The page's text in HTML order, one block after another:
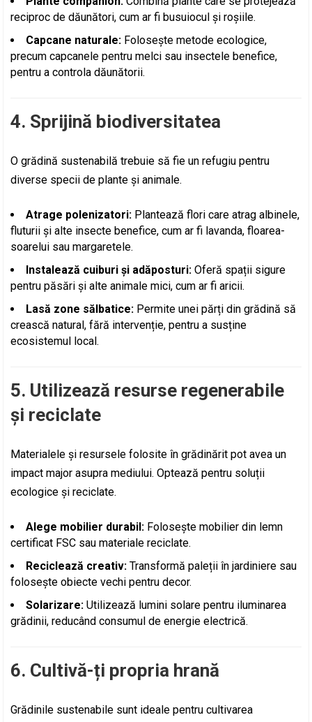
reciproc de dăunători, cum ar fi busuiocul și roșiile.
Capcane naturale: Folosește metode ecologice,
precum capcanele pentru melci sau insectele benefice,
pentru a controla dăunătorii.
4. Sprijină biodiversitatea
O grădină sustenabilă trebuie să fie un refugiu pentru
diverse specii de plante și animale.
Atrage polenizatori: Plantează flori care atrag albinele,
fluturii și alte insecte benefice, cum ar fi lavanda, floarea-
soarelui sau margaretele.
Instalează cuiburi și adăposturi: Oferă spații sigure
pentru păsări și alte animale mici, cum ar fi aricii.
Lasă zone sălbatice: Permite unei părți din grădină să
crească natural, fără intervenție, pentru a susține
ecosistemul local.
5. Utilizează resurse regenerabile
și reciclate
Materialele și resursele folosite în grădinărit pot avea un
impact major asupra mediului. Optează pentru soluții
ecologice și reciclate.
Alege mobilier durabil: Folosește mobilier din lemn
certificat FSC sau materiale reciclate.
Reciclează creativ: Transformă paleții în jardiniere sau
folosește obiecte vechi pentru decor.
Solarizare: Utilizează lumini solare pentru iluminarea
grădinii, reducând consumul de energie electrică.
6. Cultivă-ți propria hrană
Grădinile sustenabile sunt ideale pentru cultivarea